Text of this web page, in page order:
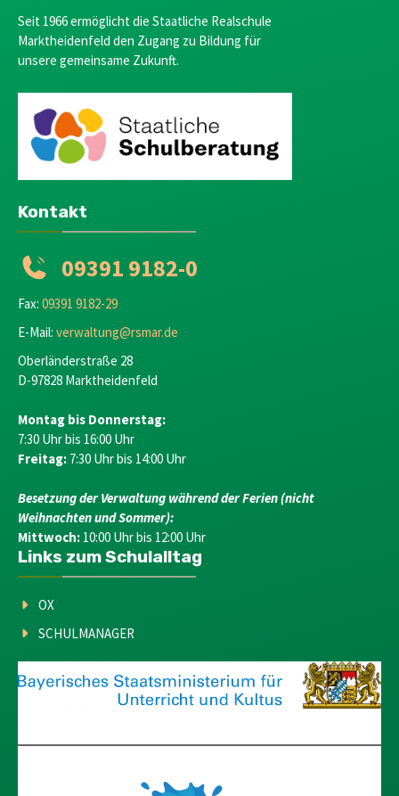
Seit 1966 ermöglicht die Staatliche Realschule
Marktheidenfeld den Zugang zu Bildung für
unsere gemeinsame Zukunft.
Kontakt
09391 9182-0
Fax: 09391 9182-29
E-Mail: verwaltung@rsmar.de
Oberländerstraße 28
D-97828 Marktheidenfeld
Montag bis Donnerstag:
7:30 Uhr bis 16:00 Uhr
Freitag: 7:30 Uhr bis 14:00 Uhr
Besetzung der Verwaltung während der Ferien (nicht
Weihnachten und Sommer):
Mittwoch: 10:00 Uhr bis 12:00 Uhr
Links zum Schulalltag
OX
SCHULMANAGER